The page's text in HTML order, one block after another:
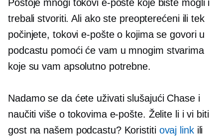
Postoje mnogi tokovi e-pošte koje biste mogli i
trebali stvoriti. Ali ako ste preopterećeni ili tek
počinjete, tokovi e-pošte o kojima se govori u
podcastu pomoći će vam u mnogim stvarima
koje su vam apsolutno potrebne.
Nadamo se da ćete uživati ​​slušajući Chase i
naučiti više o tokovima e-pošte. Želite li i vi biti
gost na našem podcastu? Koristiti ovaj linkili